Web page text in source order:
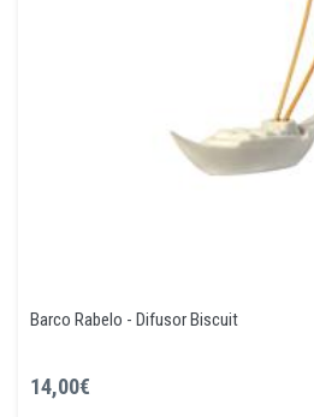
Barco Rabelo - Difusor Biscuit
14,00€